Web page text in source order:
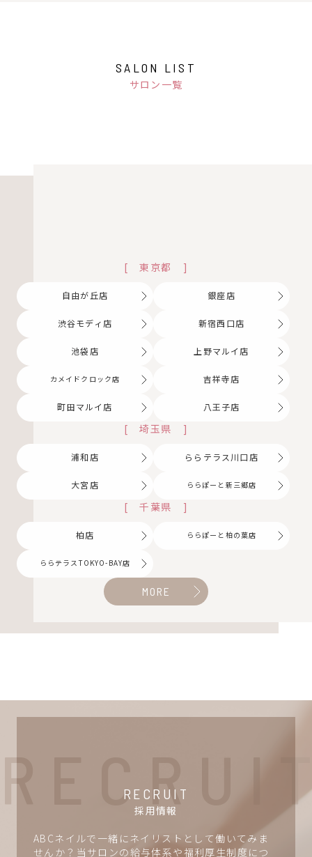
SALON LIST
サロン一覧
[ 東京都 ]
自由が丘店 銀座店
渋谷モディ店 新宿西口店
池袋店 上野マルイ店
カメイドクロック店 吉祥寺店
町田マルイ店 八王子店
[ 埼玉県 ]
浦和店 ららテラス川口店
大宮店 ららぽーと新三郷店
[ 千葉県 ]
柏店 ららぽーと柏の葉店
ららテラスTOKYO-BAY店
MORE
RECRUIT
採用情報
ABCネイルで一緒にネイリストとして働いてみま
せんか？当サロンの給与体系や福利厚生制度につ
R CR I T